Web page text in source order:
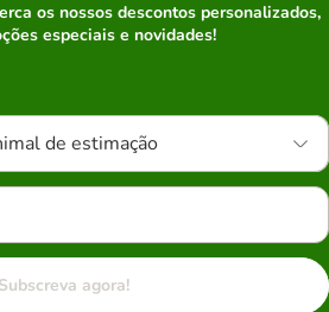
os nossos descontos personalizados,
especiais e novidades!
de estimação
Subscreva agora!